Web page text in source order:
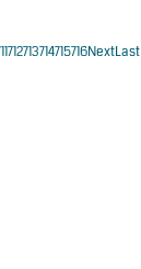
712713714715716NextLast